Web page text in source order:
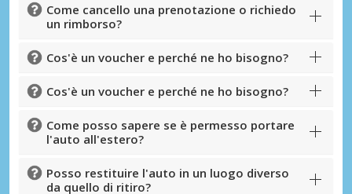
Come cancello una prenotazione o richiedo
un rimborso?
Cos'è un voucher e perché ne ho bisogno?
Cos'è un voucher e perché ne ho bisogno?
Come posso sapere se è permesso portare
l'auto all'estero?
Posso restituire l'auto in un luogo diverso
da quello di ritiro?